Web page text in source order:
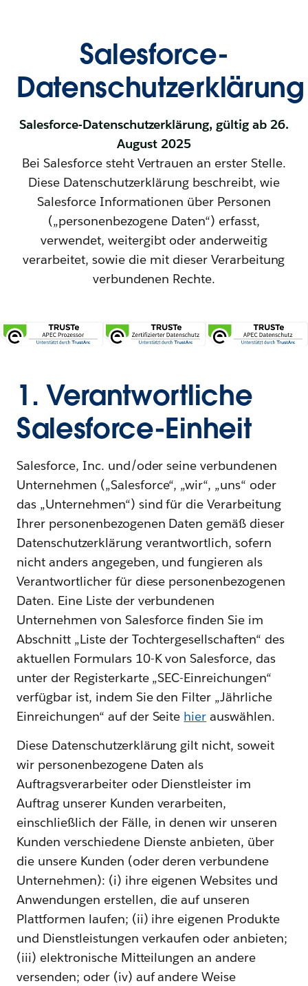
Salesforce-
Datenschutzerklärung
Salesforce-Datenschutzerklärung, gültig ab 26.
August 2025
Bei Salesforce steht Vertrauen an erster Stelle.
Diese Datenschutzerklärung beschreibt, wie
Salesforce Informationen über Personen
(„personenbezogene Daten“) erfasst,
verwendet, weitergibt oder anderweitig
verarbeitet, sowie die mit dieser Verarbeitung
verbundenen Rechte.
1. Verantwortliche
Salesforce-Einheit
Salesforce, Inc. und/oder seine verbundenen
Unternehmen („Salesforce“, „wir“, „uns“ oder
das „Unternehmen“) sind für die Verarbeitung
Ihrer personenbezogenen Daten gemäß dieser
Datenschutzerklärung verantwortlich, sofern
nicht anders angegeben, und fungieren als
Verantwortlicher für diese personenbezogenen
Daten. Eine Liste der verbundenen
Unternehmen von Salesforce finden Sie im
Abschnitt „Liste der Tochtergesellschaften“ des
aktuellen Formulars 10-K von Salesforce, das
unter der Registerkarte „SEC-Einreichungen“
verfügbar ist, indem Sie den Filter „Jährliche
Einreichungen“ auf der Seite hier auswählen.
Diese Datenschutzerklärung gilt nicht, soweit
wir personenbezogene Daten als
Auftragsverarbeiter oder Dienstleister im
Auftrag unserer Kunden verarbeiten,
einschließlich der Fälle, in denen wir unseren
Kunden verschiedene Dienste anbieten, über
die unsere Kunden (oder deren verbundene
Unternehmen): (i) ihre eigenen Websites und
Anwendungen erstellen, die auf unseren
Plattformen laufen; (ii) ihre eigenen Produkte
und Dienstleistungen verkaufen oder anbieten;
(iii) elektronische Mitteilungen an andere
versenden; oder (iv) auf andere Weise